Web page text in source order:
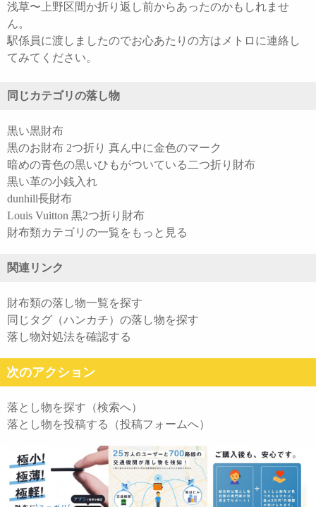
浅草〜上野区間か折り返し前からあったのかもしれませ
ん。
駅係員に渡しましたのでお心あたりの方はメトロに連絡し
てみてください。
同じカテゴリの落し物
黒い黒財布
黒のお財布 2つ折り 真ん中に金色のマーク
暗めの青色の黒いひもがついている二つ折り財布
黒い革の小銭入れ
dunhill長財布
Louis Vuitton 黒2つ折り財布
財布類カテゴリの一覧をもっと見る
関連リンク
財布類の落し物一覧を探す
同じタグ（ハンカチ）の落し物を探す
落し物対処法を確認する
次のアクション
落とし物を探す（検索へ）
落とし物を投稿する（投稿フォームへ）